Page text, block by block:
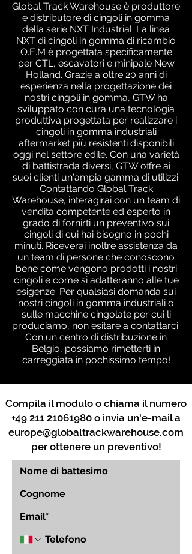
Global Track Warehouse è produttore
e distributore di cingoli in gomma
della serie NXT Industrial. La linea
NXT di cingoli in gomma di ricambio
O.E.M è progettata specificamente
per CTL, escavatori e minipale New
Holland. Grazie a oltre 20 anni di
esperienza nella progettazione dei
nostri cingoli in gomma, GTW ha
sviluppato con cura una tecnologia
produttiva progettata per realizzare i
cingoli in gomma industriali
aftermarket più resistenti disponibili
oggi nel settore edile. Con una varietà
di battistrada diversi, GTW offre ai
suoi clienti un'ampia gamma di utilizzi.
Contattando Global Track
Warehouse, interagirai con un team di
vendita competente ed esperto in
grado di fornirti un preventivo sui
cingoli di cui hai bisogno in pochi
minuti. Riceverai inoltre assistenza da
un team di persone che conoscono
bene come vengono prodotti i nostri
cingoli e come si adatteranno alle tue
esigenze. Per qualsiasi domanda sui
nostri cingoli in gomma industriali o
sulle macchine cingolate per cui li
produciamo, non esitare a contattarci.
Con un centro di distribuzione in
Belgio, possiamo rimetterti in
carreggiata in pochissimo tempo!
Compila il modulo o chiama il numero
+49 211 21061980 o invia un'e-mail a
europe@globaltrackwarehouse.com
per ottenere un preventivo!